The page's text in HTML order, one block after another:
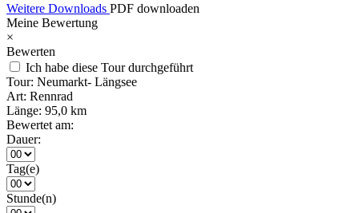
Weitere Downloads PDF downloaden
Meine Bewertung
×
Bewerten
Ich habe diese Tour durchgeführt
Tour: Neumarkt- Längsee
Art: Rennrad
Länge: 95,0 km
Bewertet am:
Dauer:
Tag(e)
Stunde(n)